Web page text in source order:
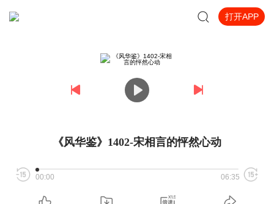
打开APP
《风华鉴》1402-宋相言的怦然心动
00:00 06:35